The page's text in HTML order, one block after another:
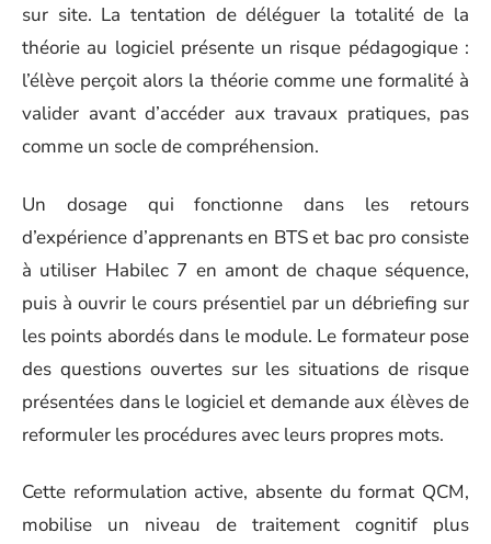
sur site. La tentation de déléguer la totalité de la
théorie au logiciel présente un risque pédagogique :
l’élève perçoit alors la théorie comme une formalité à
valider avant d’accéder aux travaux pratiques, pas
comme un socle de compréhension.
Un dosage qui fonctionne dans les retours
d’expérience d’apprenants en BTS et bac pro consiste
à utiliser Habilec 7 en amont de chaque séquence,
puis à ouvrir le cours présentiel par un débriefing sur
les points abordés dans le module. Le formateur pose
des questions ouvertes sur les situations de risque
présentées dans le logiciel et demande aux élèves de
reformuler les procédures avec leurs propres mots.
Cette reformulation active, absente du format QCM,
mobilise un niveau de traitement cognitif plus